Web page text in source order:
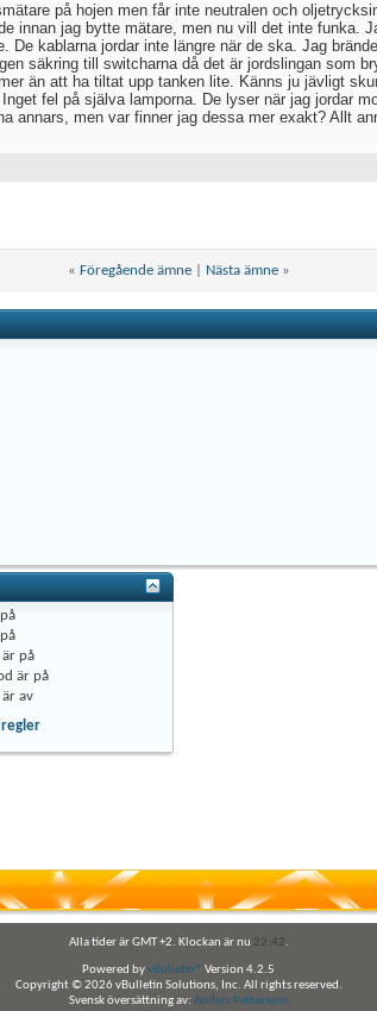
på hojen men får inte neutralen och
innan jag bytte mätare, men nu vill det inte funka.
De kablarna jordar inte längre när de ska. Jag
säkring till switcharna då det är jordslingan som
än att ha tiltat upp tanken lite. Känns ju jävligt
fel på själva lamporna. De lyser när jag jordar
annars, men var finner jag dessa mer exakt? Allt
« Föregående ämne| Nästa ämne »
på
på
är på
är på
är av
regler
Alla tider är GMT +2. Klockan är nu 22:42.
Powered byvBulletin® Version 4.2.5
Copyright © 2026 vBulletin Solutions, Inc. All rights reserved.
Svensk översättning av: Anders Pettersson